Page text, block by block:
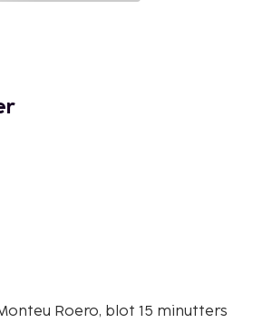
Roero, blot 15 minutters